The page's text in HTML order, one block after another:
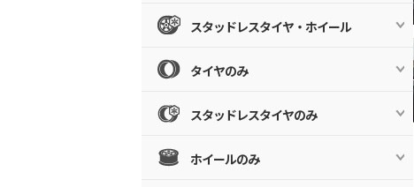
スタッドレスタイヤ・ホイール
タイヤのみ
スタッドレスタイヤのみ
ホイールのみ